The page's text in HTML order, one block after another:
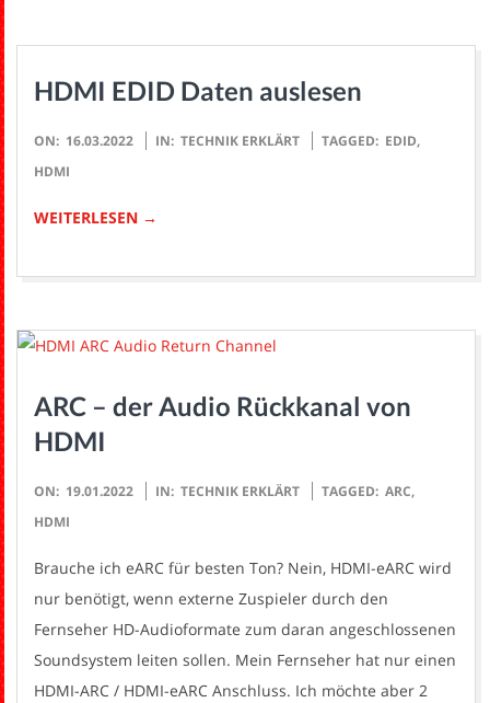
HDMI EDID Daten auslesen
2022-
03-
ON: 16.03.2022 IN: TECHNIK ERKLÄRT TAGGED: EDID,
HDMI
WEITERLESEN →
ARC – der Audio Rückkanal von
HDMI
2022-
01-
ON: 19.01.2022 IN: TECHNIK ERKLÄRT TAGGED: ARC,
HDMI
Brauche ich eARC für besten Ton? Nein, HDMI-eARC wird
nur benötigt, wenn externe Zuspieler durch den
Fernseher HD-Audioformate zum daran angeschlossenen
Soundsystem leiten sollen. Mein Fernseher hat nur einen
HDMI-ARC / HDMI-eARC Anschluss. Ich möchte aber 2